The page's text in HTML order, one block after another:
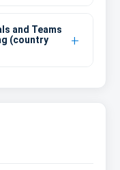
and Teams
(country